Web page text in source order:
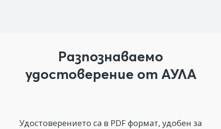
Разпознаваемо
удостоверение от АУЛА
Удостоверението са в PDF формат, удобен за